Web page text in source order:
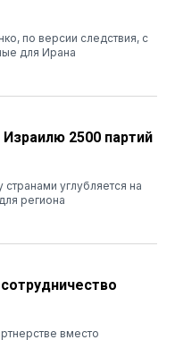
по версии следствия, с
для Ирана
2500 партий
углубляется на
региона
вместо